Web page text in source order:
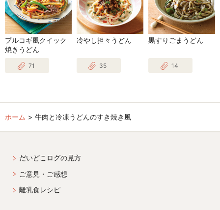
プルコギ風クイック
焼きうどん
71
冷やし担々うどん
35
黒すりごまうどん
14
ホーム 牛肉と冷凍うどんのすき焼き風
だいどこログの見方
ご意見・ご感想
離乳食レシピ